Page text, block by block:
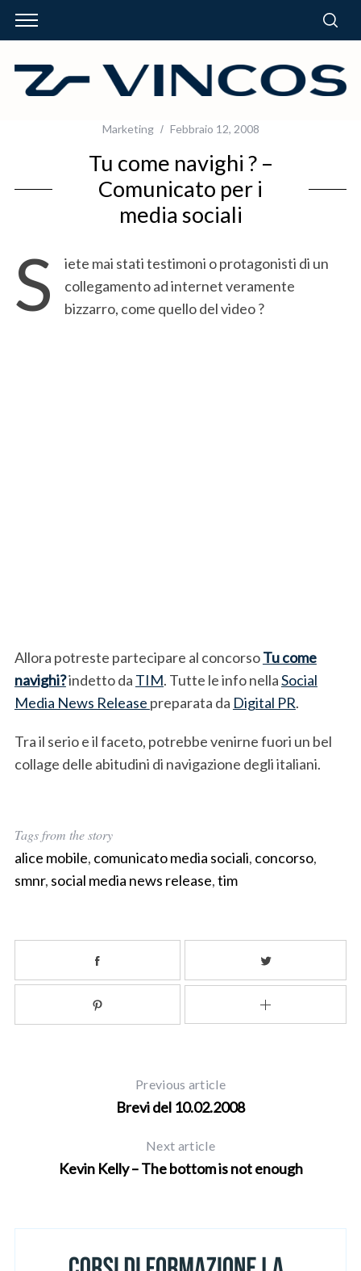
Marketing Febbraio 12, 2008
Tu come navighi ? –
Comunicato per i
media sociali
S
iete mai stati testimoni o protagonisti di un
collegamento ad internet veramente
bizzarro, come quello del video ?
Allora potreste partecipare al concorsoTu come
navighi?indetto da TIM. Tutte le info nellaSocial
Media News Release preparata da Digital PR.
Tra il serio e il faceto, potrebbe venirne fuori un bel
collage delle abitudini di navigazione degli italiani.
Tags from the story
alice mobile, comunicato media sociali, concorso,
smnr, social media news release,tim
Previous article
Brevi del 10.02.2008
Next article
Kevin Kelly – The bottom is not enough
a